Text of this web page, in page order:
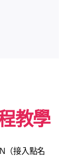
教學
（接入點名